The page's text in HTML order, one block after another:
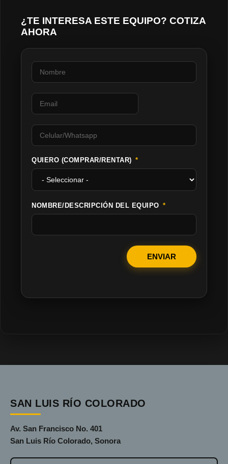
¿TE INTERESA ESTE EQUIPO? COTIZA
AHORA
QUIERO (COMPRAR/RENTAR)
NOMBRE/DESCRIPCIÓN DEL EQUIPO
ENVIAR
SAN LUIS RÍO COLORADO
Av. San Francisco No. 401
San Luis Río Colorado, Sonora